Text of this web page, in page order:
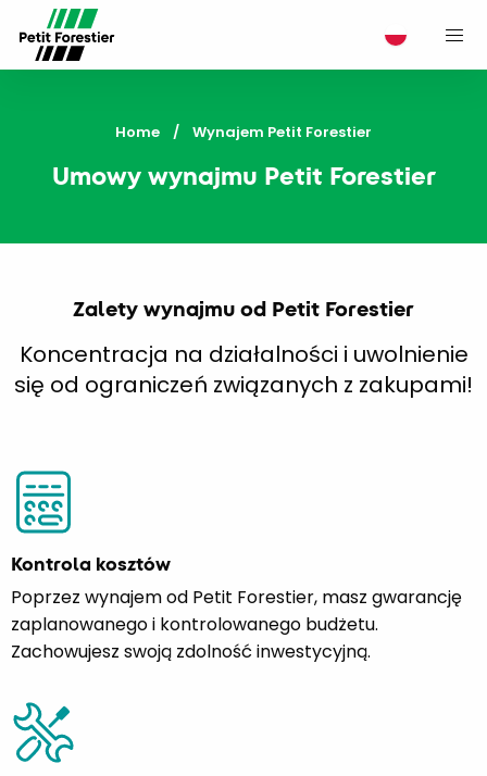
Home Current:
Wynajem Petit Forestier
Umowy wynajmu Petit Forestier
Zalety wynajmu od Petit Forestier
Koncentracja na działalności i uwolnienie
się od ograniczeń związanych z zakupami!
Kontrola kosztów
Poprzez wynajem od Petit Forestier, masz gwarancję
zaplanowanego i kontrolowanego budżetu.
Zachowujesz swoją zdolność inwestycyjną.